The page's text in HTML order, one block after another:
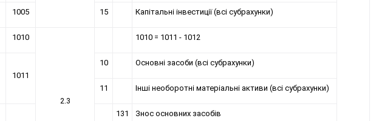
1005 15 Капітальні інвестиції (всі субрахунки)
1010
2.3
1010 = 1011 - 1012
1011
10 Основні засоби (всі субрахунки)
11 Інші необоротні матеріальні активи (всі субрахунки)
131 Знос основних засобів